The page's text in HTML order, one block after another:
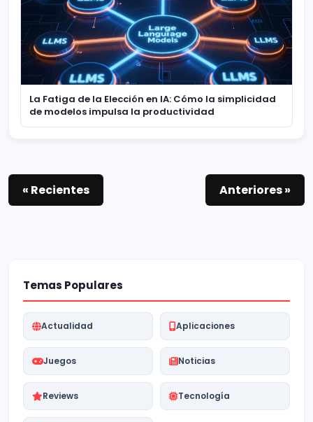
La Fatiga de la Elección en IA: Cómo la simplicidad
de modelos impulsa la productividad
« Recientes Anteriores »
Temas Populares
Actualidad Aplicaciones
Juegos Noticias
Reviews Tecnología